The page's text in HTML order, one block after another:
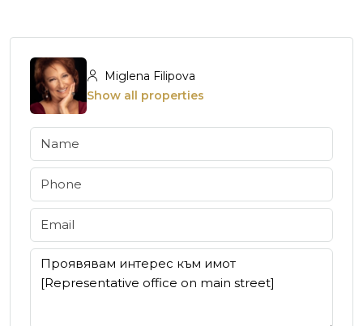
Miglena Filipova
Show all properties